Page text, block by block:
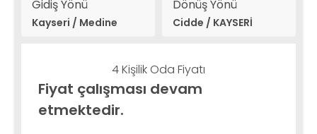
Gidiş Yönü
Kayseri / Medine
Dönüş Yönü
Cidde / KAYSERİ
4 Kişilik Oda Fiyatı
Fiyat çalışması devam
etmektedir.